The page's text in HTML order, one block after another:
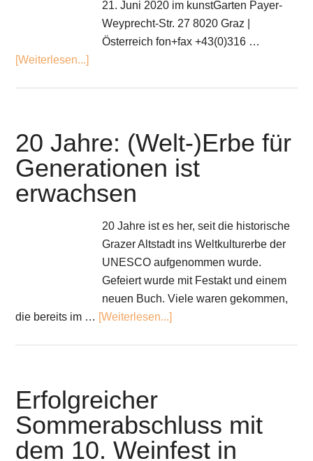
21. Juni 2020 im kunstGarten Payer-
Weyprecht-Str. 27 8020 Graz |
Österreich fon+fax +43(0)316 …
[Weiterlesen...]
20 Jahre: (Welt-)Erbe für
Generationen ist
erwachsen
20 Jahre ist es her, seit die historische
Grazer Altstadt ins Weltkulturerbe der
UNESCO aufgenommen wurde.
Gefeiert wurde mit Festakt und einem
neuen Buch. Viele waren gekommen,
die bereits im … [Weiterlesen...]
Erfolgreicher
Sommerabschluss mit
dem 10. Weinfest in